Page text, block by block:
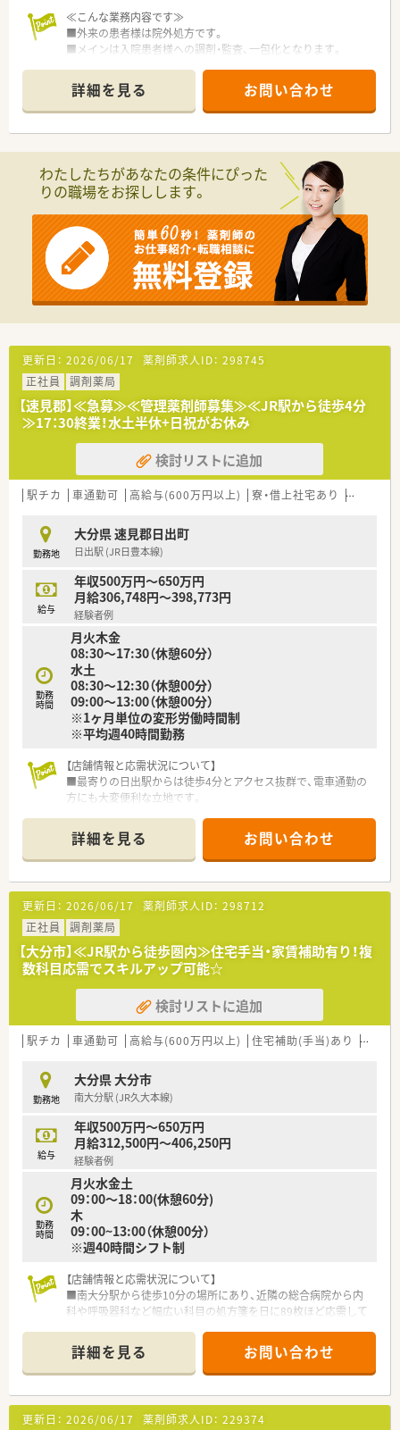
≪こんな業務内容です≫
■外来の患者様は院外処方です。
■メインは入院患者様への調剤・監査、一包化となります。
おります。
■病棟業務へは今後力を入れていきたい方針です。
現在は、看護師との協力のもとに業務に取り組んでおります。
■病床数200床以上のケアミックス型病院です。
■温泉地なのでリハビリ用のプールや浴室などは温泉を利用し
ています。
■職員寮完備しています。一人暮らし希望の方も歓迎です。
■未経験・ブランクのある方も研修制度がございますので安心し
てご就業できます。
■希望者へは資格取得費用補助もございます。
詳細を見る お問い合わせ
わたしたちがあなたの条件にぴった
りの職場をお探しします。
更新日： 2026/06/17 薬剤師求人ID： 298745
正社員
調剤薬局
【速見郡】≪急募≫≪管理薬剤師募集≫≪JR駅から徒歩4分
≫17：30終業！水土半休+日祝がお休み
検討リストに追加
駅チカ 車通勤可 高給与(600万円以上) 寮・借上社宅あり 住宅補
勤務地
大分県 速見郡日出町
日出駅 (JR日豊本線)
給与
年収500万円～650万円
月給306,748円～398,773円
経験者例
勤務
時間
月火木金
08:30～17:30（休憩60分）
水土
08:30～12:30（休憩00分）
09:00～13:00（休憩00分）
※1ヶ月単位の変形労働時間制
※平均週40時間勤務
【店舗情報と応需状況について】
■最寄りの日出駅からは徒歩4分とアクセス抜群で、電車通勤の
方にも大変便利な立地です。
目を1日平均51枚応需します。
■薬剤師は常時2名体制で、事務スタッフと連携しながら落ち着
いて業務に取り組めます。
【募集背景と求める人物像について】
■今後のさらなるサービス向上を目指し、組織体制を強化するた
めの増員募集となります。
■これまでの調剤薬局でのご経験を活かし、チームの中心として
活躍してくださる方を求めています。
■協調性を持ってお仕事に取り組めるなど、スキルだけでなくお
人柄も重視した採用を行っています。
【求人情報について】
■これまでのご経験やスキルを十分に考慮し、年収500万円から
■年間休日は117日と多く確保されており、日曜祝日と他1日の
完全週休2日制です。
■安心して長く働けるよう、住宅手当や退職金、産休育休制度な
どの福利厚生が整っています。
【想定される業務内容】
■病院門前のため、内科を中心に呼吸器科、循環器科など幅広い
処方箋の調剤業務が中心です。
■患者様としっかり向き合えるよう、一人当たりの処方箋枚数を
25枚程度に調整しています。
■漢方薬も多く取り扱っているため、漢方に関する知識やスキル
を身につけることができます。
詳細を見る お問い合わせ
更新日： 2026/06/17 薬剤師求人ID： 298712
正社員
調剤薬局
【大分市】≪JR駅から徒歩圏内≫住宅手当・家賃補助有り！複
数科目応需でスキルアップ可能☆
検討リストに追加
駅チカ 車通勤可 高給与(600万円以上) 住宅補助(手当)あり 教育
勤務地
大分県 大分市
南大分駅 (JR久大本線)
給与
年収500万円～650万円
月給312,500円～406,250円
経験者例
勤務
時間
月火水金土
09：00～18：00(休憩60分)
木
09：00~13:00（休憩00分）
※週40時間シフト制
【店舗情報と応需状況について】
■南大分駅から徒歩10分の場所にあり、近隣の総合病院から内
科や呼吸器科など幅広い科目の処方箋を日に89枚ほど応需して
■薬剤師2名体制で運営されており、1人あたりの処方箋対応枚
数を約25枚に抑えることで、安全かつ丁寧な服薬指導を実践し
ています。
■広範囲な診療科に触れることができる環境のため、多岐にわた
る知識を習得しながらスキルアップを目指したい方に最適な職
場です。
詳細を見る お問い合わせ
更新日： 2026/06/17 薬剤師求人ID： 229374